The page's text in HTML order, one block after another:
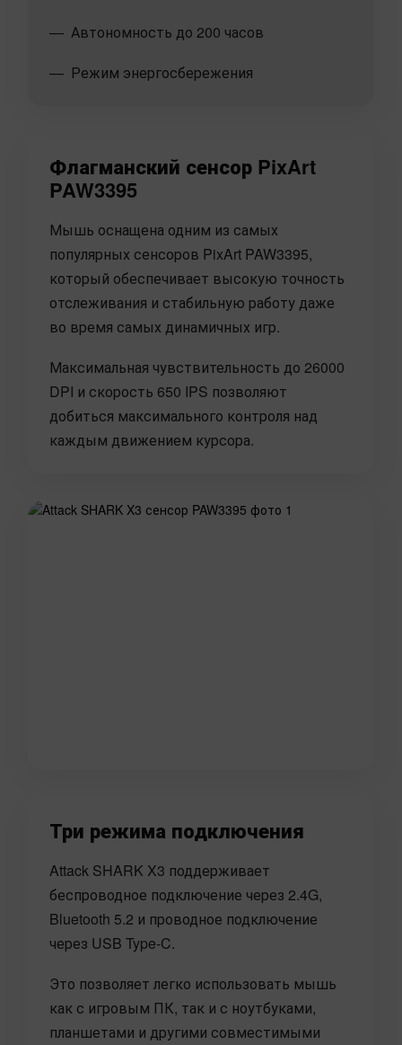
Автономность до 200 часов
Режим энергосбережения
Флагманский сенсор PixArt
PAW3395
Мышь оснащена одним из самых
популярных сенсоров PixArt PAW3395,
который обеспечивает высокую точность
отслеживания и стабильную работу даже
во время самых динамичных игр.
Максимальная чувствительность до 26000
DPI и скорость 650 IPS позволяют
добиться максимального контроля над
каждым движением курсора.
Три режима подключения
Attack SHARK X3 поддерживает
беспроводное подключение через 2.4G,
Bluetooth 5.2 и проводное подключение
через USB Type-C.
Это позволяет легко использовать мышь
как с игровым ПК, так и с ноутбуками,
планшетами и другими совместимыми